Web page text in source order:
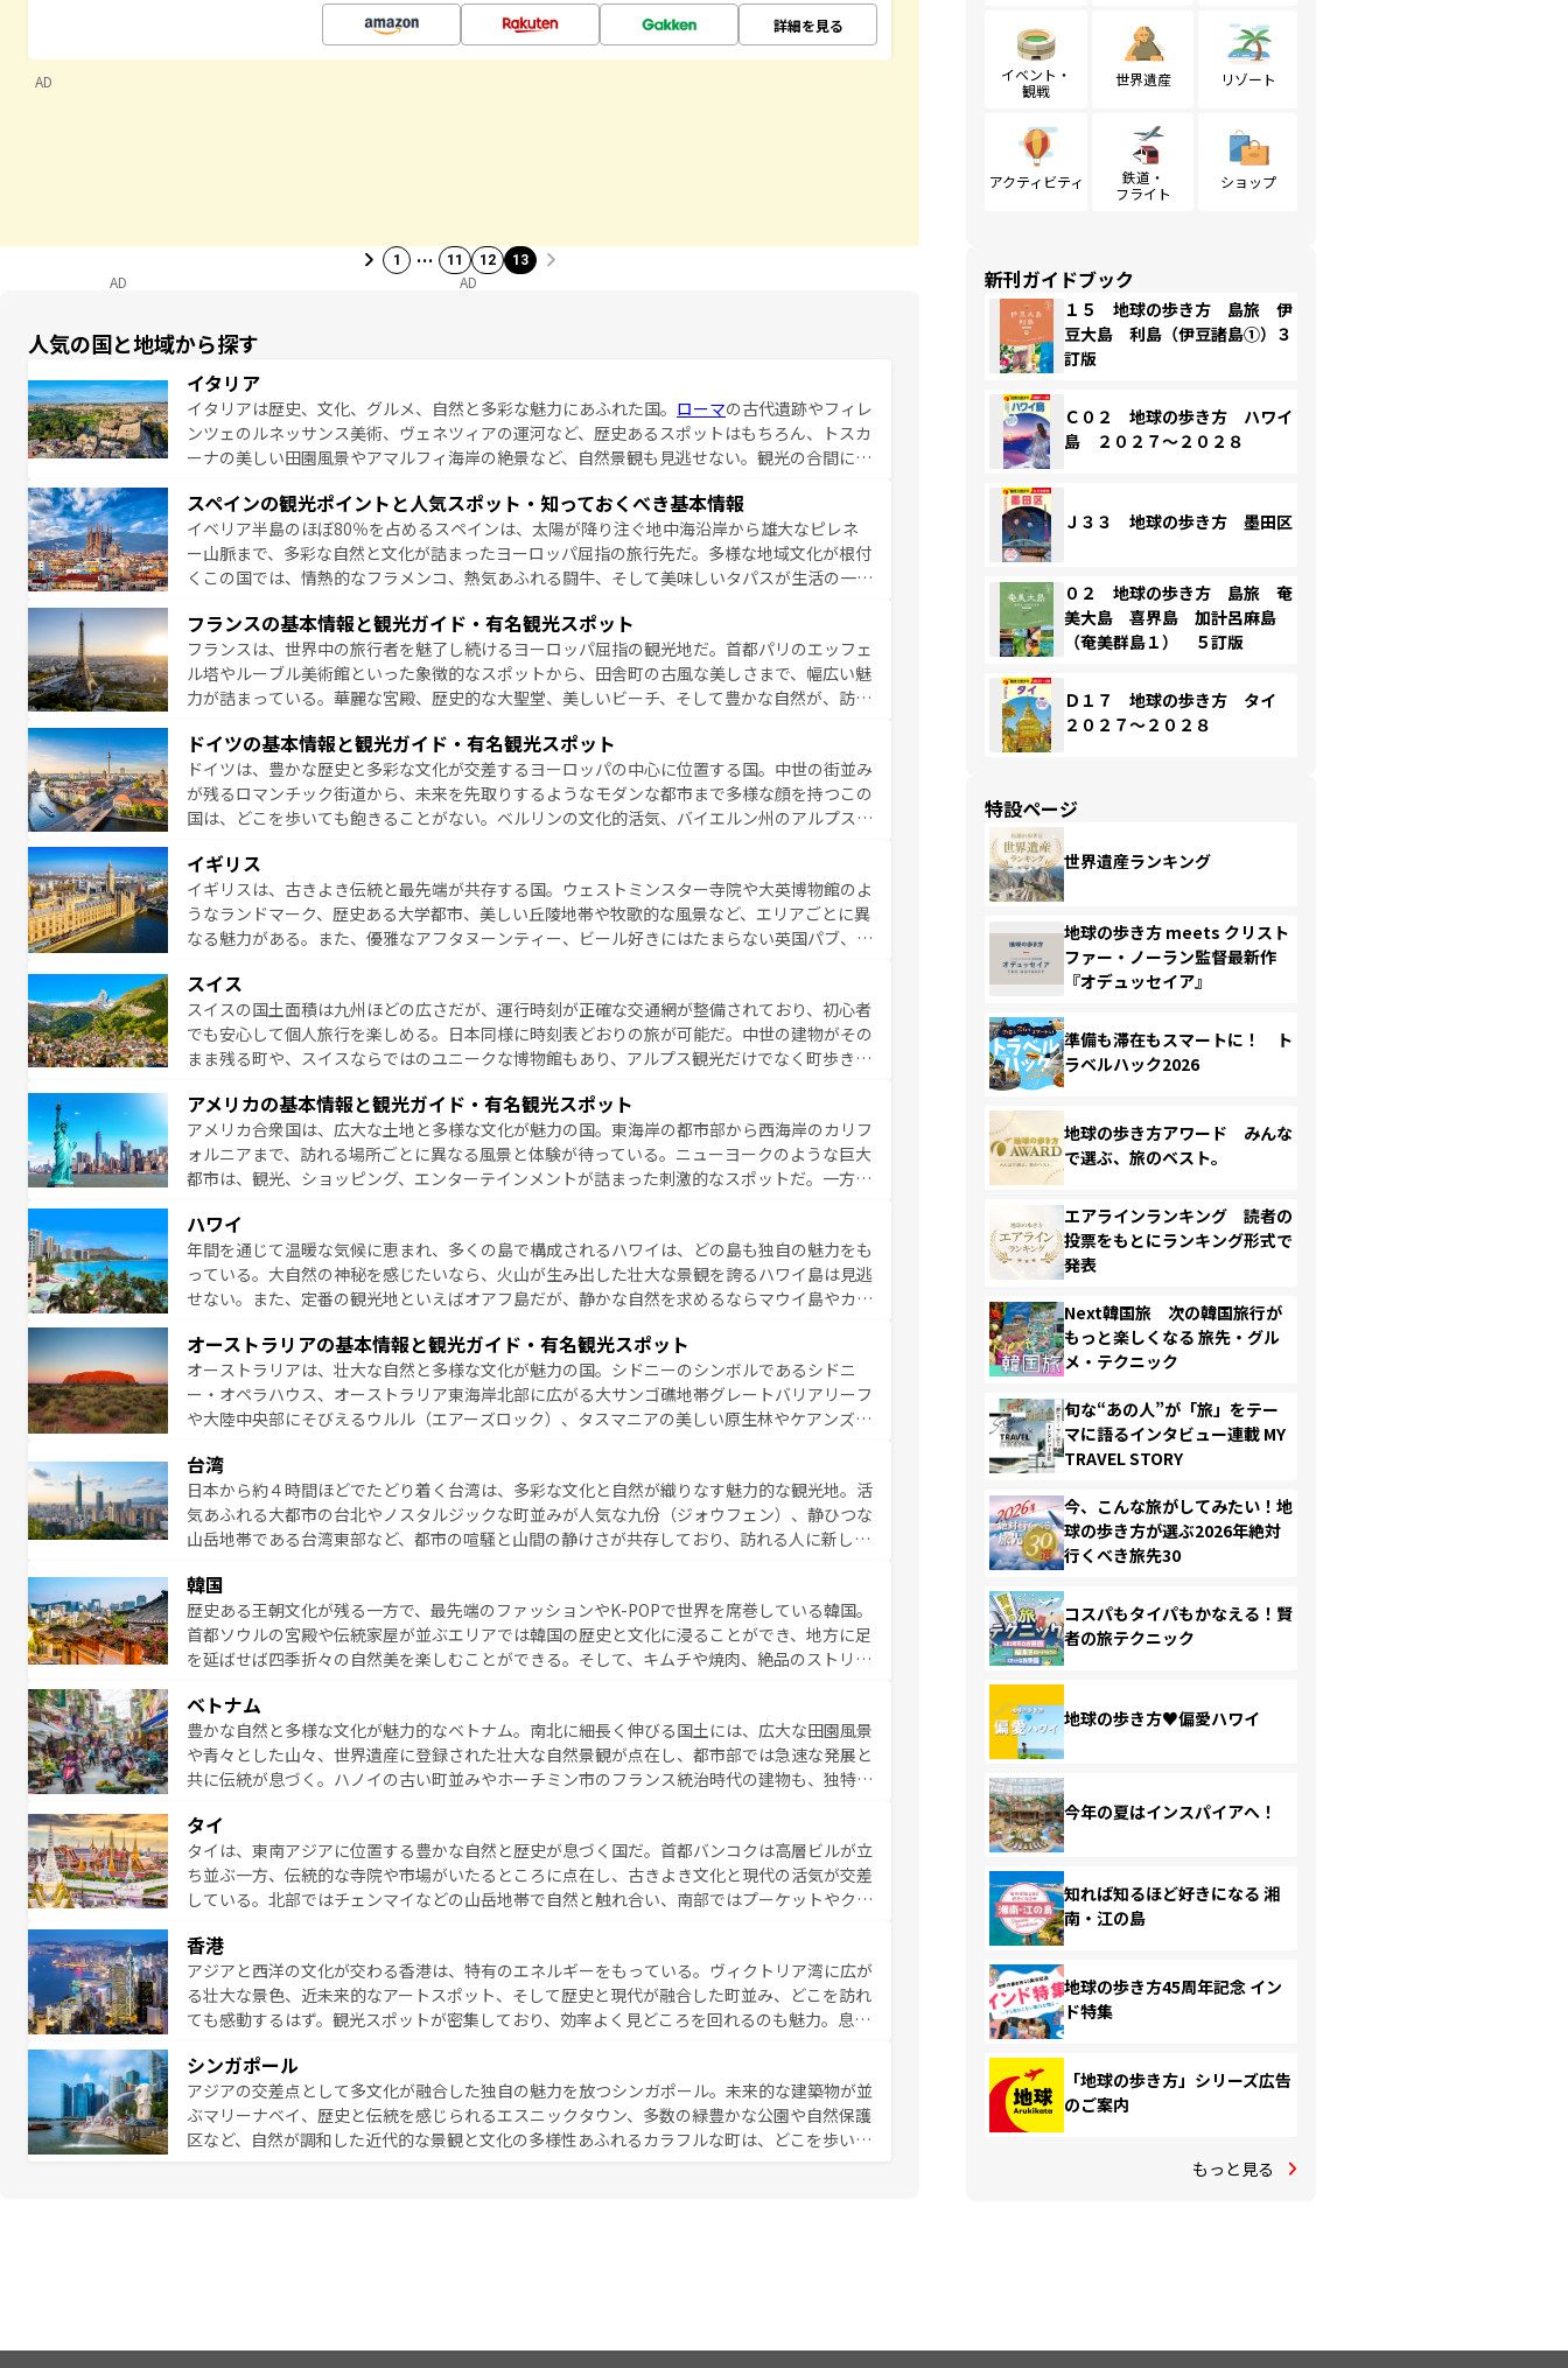
詳細を見る
AD
1 … 11 12 13
AD AD
人気の国と地域から探す
イタリア
イタリアは歴史、文化、グルメ、自然と多彩な魅力にあふれた国。 ローマの古代遺跡やフィレ
ンツェのルネッサンス美術、ヴェネツィアの運河など、歴史あるスポットはもちろん、トスカ
ーナの美しい田園風景やアマルフィ海岸の絶景など、自然景観も見逃せない。観光の合間に
夜眠るまで、すべての瞬間を楽しませてくれるイタリアで、忘れられない旅をしてみよう！
なお、新着のイタリア情報はコンテンツ一覧を参照してほしい。
スペインの観光ポイントと人気スポット・知っておくべき基本情報
イベリア半島のほぼ80％を占めるスペインは、太陽が降り注ぐ地中海沿岸から雄大なピレネ
ー山脈まで、多彩な自然と文化が詰まったヨーロッパ屈指の旅行先だ。多様な地域文化が根付
くこの国では、情熱的なフラメンコ、熱気あふれる闘牛、そして美味しいタパスが生活の一部
ら、地方では古代ローマ遺跡や中世の城塞都市、穏やかなビーチリゾートまで多彩な表情を見
せる。地方によって風土や気候が異なるスペインはその個性で訪れる人を魅了する。 なお、
新着のスペイン情報はコンテンツ一覧を参照してほしい。
フランスの基本情報と観光ガイド・有名観光スポット
フランスは、世界中の旅行者を魅了し続けるヨーロッパ屈指の観光地だ。首都パリのエッフェ
ル塔やルーブル美術館といった象徴的なスポットから、田舎町の古風な美しさまで、幅広い魅
力が詰まっている。華麗な宮殿、歴史的な大聖堂、美しいビーチ、そして豊かな自然が、訪れ
無形文化遺産にも登録されている。シャンパンの発祥地であるランス、プロヴァンスの香り高
いラベンダー畑など、多彩な楽しみ方が可能だ。さらに、パリ以外の地域にも魅力が溢れてお
り、どの街角にも豊かな歴史と文化が息づいている。パリ以外の個性あふれる地方に足を運ぶ
とそれぞれで全く異なる文化を体験できるだろう。 なお、新着のフランス情報はコンテンツ
ドイツの基本情報と観光ガイド・有名観光スポット
ドイツは、豊かな歴史と多彩な文化が交差するヨーロッパの中心に位置する国。中世の街並み
が残るロマンチック街道から、未来を先取りするようなモダンな都市まで多様な顔を持つこの
国は、どこを歩いても飽きることがない。ベルリンの文化的活気、バイエルン州のアルプスの
ら地元の人と過ごす楽しい時間は、お酒好きな人にはぜひ体験してほしい。 なお、新着のド
イツ情報はコンテンツ一覧を参照してほしい。
イギリス
イギリスは、古きよき伝統と最先端が共存する国。ウェストミンスター寺院や大英博物館のよ
うなランドマーク、歴史ある大学都市、美しい丘陵地帯や牧歌的な風景など、エリアごとに異
なる魅力がある。また、優雅なアフタヌーンティー、ビール好きにはたまらない英国パブ、サ
お、新着のイギリス情報は
スイス
スイスの国土面積は九州ほどの広さだが、運行時刻が正確な交通網が整備されており、初心者
でも安心して個人旅行を楽しめる。日本同様に時刻表どおりの旅が可能だ。中世の建物がその
まま残る町や、スイスならではのユニークな博物館もあり、アルプス観光だけでなく町歩きも
ービスもあり、うまく活用すれば市内交通費無料で観光を楽しむこともできる。 なお、新着
のスイス情報はコンテンツ一覧 を参照してほしい。
アメリカの基本情報と観光ガイド・有名観光スポット
アメリカ合衆国は、広大な土地と多様な文化が魅力の国。東海岸の都市部から西海岸のカリフ
ォルニアまで、訪れる場所ごとに異なる風景と体験が待っている。ニューヨークのような巨大
都市は、観光、ショッピング、エンターテインメントが詰まった刺激的なスポットだ。一方、
絶景が堪能できる。さらに、南部のニューオーリンズでは、音楽と美食が融合した独特の文化
が魅力。旅行者はアメリカの各地域で異なる魅力を楽しみながら、その多様性と豊かな歴史を
感じることができるだろう。車でのロードトリップや列車の旅も、アメリカならではの贅沢な
旅のスタイルだ。 なお、新着のアメリカ情報はコンテンツ一覧を参照してほしい。
ハワイ
年間を通じて温暖な気候に恵まれ、多くの島で構成されるハワイは、どの島も独自の魅力をも
っている。大自然の神秘を感じたいなら、火山が生み出した壮大な景観を誇るハワイ島は見逃
せない。また、定番の観光地といえばオアフ島だが、静かな自然を求めるならマウイ島やカウ
る。「アロハスピリット」と呼ばれるおもてなしの心で訪れる人々を迎えてくれるハワイの
人々、おいしいローカルフードやハワイアンミュージック、伝統的なフラダンスなど、すべて
がハワイの魅力を彩っている。訪れるたびに新しい発見と感動が待っているハワイを、存分に
味わってほしい。 なお、新着のハワイ情報はコンテンツ一覧を参照してほしい。
オーストラリアの基本情報と観光ガイド・有名観光スポット
オーストラリアは、壮大な自然と多様な文化が魅力の国。シドニーのシンボルであるシドニ
ー・オペラハウス、オーストラリア東海岸北部に広がる大サンゴ礁地帯グレートバリアリーフ
や大陸中央部にそびえるウルル（エアーズロック）、タスマニアの美しい原生林やケアンズの
豊かで、美味しいものであふれている。アクティビティも充実しており、サーフィンやダイビ
ング、ハイキングなど、アウトドア好きにはたまらない。オーストラリアの多彩な魅力を存分
に味わいつくそう。 なお、新着のオーストラリア情報はコンテンツ一覧を参照してほしい。
台湾
日本から約４時間ほどでたどり着く台湾は、多彩な文化と自然が織りなす魅力的な観光地。活
気あふれる大都市の台北やノスタルジックな町並みが人気な九份（ジォウフェン）、静ひつな
山岳地帯である台湾東部など、都市の喧騒と山間の静けさが共存しており、訪れる人に新しい
から高級料理、ヘルシーで美容にもいいと評判のスイーツなど、バラエティ豊かな料理が味わ
える。 なお、新着の台湾情報はコンテンツ一覧を参照してほしい。
韓国
歴史ある王朝文化が残る一方で、最先端のファッションやK-POPで世界を席巻している韓国。
首都ソウルの宮殿や伝統家屋が並ぶエリアでは韓国の歴史と文化に浸ることができ、地方に足
を延ばせば四季折々の自然美を楽しむことができる。そして、キムチや焼肉、絶品のストリー
能できる。あたたかいホスピタリティに包まれながら、韓国の多彩な魅力を心ゆくまで味わっ
てみてほしい。 なお、新着の韓国情報はコンテンツ一覧を参照してほしい。
ベトナム
豊かな自然と多様な文化が魅力的なベトナム。南北に細長く伸びる国土には、広大な田園風景
や青々とした山々、世界遺産に登録された壮大な自然景観が点在し、都市部では急速な発展と
共に伝統が息づく。ハノイの古い町並みやホーチミン市のフランス統治時代の建物も、独特の
まないベトナム料理も魅力のひとつ。フォーやバインミー、ベトナムコーヒーなどは、ぜひ現
地で味わいたい。どの地域を訪れてもあたたかい人々が旅行者を迎えてくれるので、きっと忘
れられない旅になるはずだ。 なお、新着のベトナム情報はコンテンツ一覧を参照してほし
い。
タイ
タイは、東南アジアに位置する豊かな自然と歴史が息づく国だ。首都バンコクは高層ビルが立
ち並ぶ一方、伝統的な寺院や市場がいたるところに点在し、古きよき文化と現代の活気が交差
している。北部ではチェンマイなどの山岳地帯で自然と触れ合い、南部ではプーケットやクラ
ら高級レストランまで味覚を刺激する。気候は一年中温暖で、どの季節にも異なる楽しみが待
っている。親しみやすいタイの人々、仏教を中心とした文化、そして多様な観光資源が、訪れ
る旅人を魅了し続ける。 なお、新着のタイ情報はコンテンツ一覧を参照してほしい。
香港
アジアと西洋の文化が交わる香港は、特有のエネルギーをもっている。ヴィクトリア湾に広が
る壮大な景色、近未来的なアートスポット、そして歴史と現代が融合した町並み、どこを訪れ
ても感動するはず。観光スポットが密集しており、効率よく見どころを回れるのも魅力。息を
報はコンテンツ一覧
シンガポール
アジアの交差点として多文化が融合した独自の魅力を放つシンガポール。未来的な建築物が並
ぶマリーナベイ、歴史と伝統を感じられるエスニックタウン、多数の緑豊かな公園や自然保護
区など、自然が調和した近代的な景観と文化の多様性あふれるカラフルな町は、どこを歩いて
イベント・
観戦
世界遺産 リゾート
アクティビティ
鉄道・
フライト
ショップ
新刊ガイドブック
１５ 地球の歩き方 島旅 伊
豆大島 利島（伊豆諸島①）３
訂版
Ｃ０２ 地球の歩き方 ハワイ
島 ２０２７～２０２８
Ｊ３３ 地球の歩き方 墨田区
０２ 地球の歩き方 島旅 奄
美大島 喜界島 加計呂麻島
（奄美群島１） ５訂版
Ｄ１７ 地球の歩き方 タイ
２０２７～２０２８
特設ページ
世界遺産ランキング
地球の歩き方 meets クリスト
ファー・ノーラン監督最新作
『オデュッセイア』
準備も滞在もスマートに！ ト
ラベルハック2026
地球の歩き方アワード みんな
で選ぶ、旅のベスト。
エアラインランキング 読者の
投票をもとにランキング形式で
発表
Next韓国旅 次の韓国旅行が
もっと楽しくなる 旅先・グル
メ・テクニック
旬な“あの人”が「旅」をテー
マに語るインタビュー連載 MY
TRAVEL STORY
今、こんな旅がしてみたい！地
球の歩き方が選ぶ2026年絶対
行くべき旅先30
コスパもタイパもかなえる！賢
者の旅テクニック
地球の歩き方♥偏愛ハワイ
今年の夏はインスパイアへ！
知れば知るほど好きになる 湘
南・江の島
地球の歩き方45周年記念 イン
ド特集
「地球の歩き方」シリーズ広告
のご案内
もっと見る